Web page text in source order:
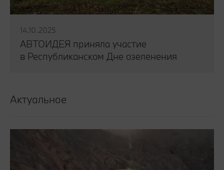
14.10.2025
АВТОИДЕЯ приняла участие
в Республиканском Дне озеленения
Актуальное